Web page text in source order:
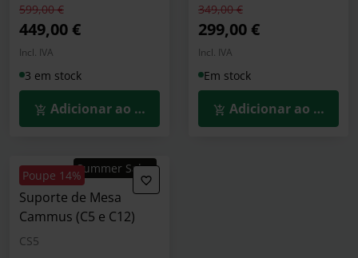
Preço reduzido de
599,00 €para
449,00 €
Incl. IVA
3 em stock
Adicionar ao Carrinho
Preço reduzido de
349,00 €para
299,00 €
Incl. IVA
Em stock
Adicionar ao
Poupe 14%Summer Sales
Suporte de Mesa
Cammus (C5 e C12)
CS5